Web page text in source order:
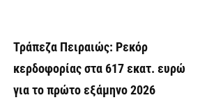
Τράπεζα Πειραιώς: Ρεκόρ
κερδοφορίας στα 617 εκατ. ευρώ
για το πρώτο εξάμηνο 2026